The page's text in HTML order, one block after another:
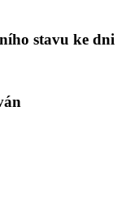
stavu ke dni